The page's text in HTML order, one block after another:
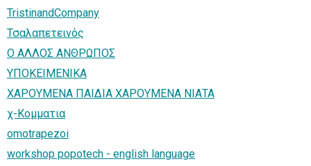
TristinandCompany
Τσαλαπετεινός
O AΛΛΟΣ ΑΝΘΡΩΠΟΣ
ΥΠΟΚΕΙΜΕΝΙΚΑ
ΧΑΡΟΥΜΕΝΑ ΠΑΙΔΙΑ ΧΑΡΟΥΜΕΝΑ ΝΙΑΤΑ
χ-Κομματια
omotrapezoi
workshop popotech - english language